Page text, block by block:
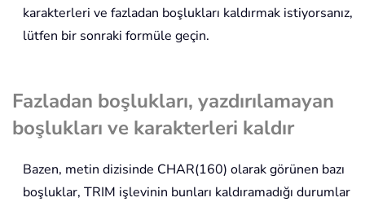
karakterleri ve fazladan boşlukları kaldırmak istiyorsanız,
lütfen bir sonraki formüle geçin.
Fazladan boşlukları, yazdırılamayan
boşlukları ve karakterleri kaldır
Bazen, metin dizisinde CHAR(160) olarak görünen bazı
boşluklar, TRIM işlevinin bunları kaldıramadığı durumlar